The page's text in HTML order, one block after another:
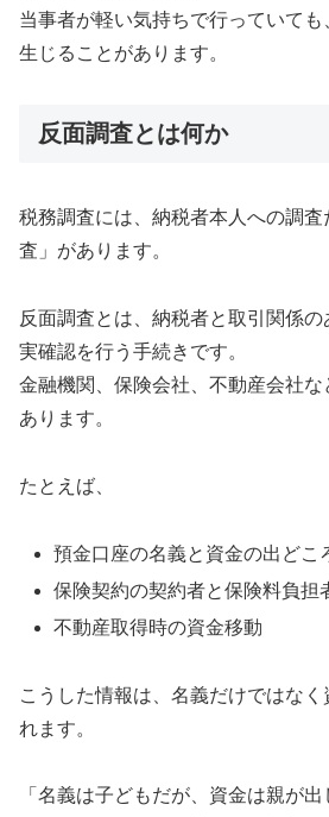
当事者が軽い気持ちで行っていて
生じることがあります。
反面調査とは何か
税務調査には、納税者本人への調査
査」があります。
反面調査とは、納税者と取引関係
実確認を行う手続きです。
金融機関、保険会社、不動産会社
あります。
たとえば、
預金口座の名義と資金の出どこ
保険契約の契約者と保険料負担
不動産取得時の資金移動
こうした情報は、名義だけではな
れます。
「名義は子どもだが、資金は親が出